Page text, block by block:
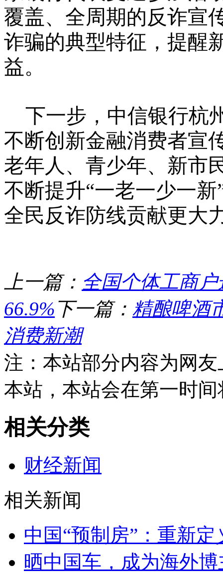
覆盖、全周期的反诈宣
诈骗的典型特征，提醒
益。
下一步，中信银行杭
不断创新金融消费者宣
老年人、青少年、新市
不断提升“一老一少一
全民反诈防线贡献更大
上一篇： 全国个体工商
66.9%下一篇： 精酿啤酒
消费新潮
注：本站部分内容为网
本站，本站会在第一时
相关分类
财经新闻
相关新闻
中国“预制房”：重新
晒中国车，成为海外博